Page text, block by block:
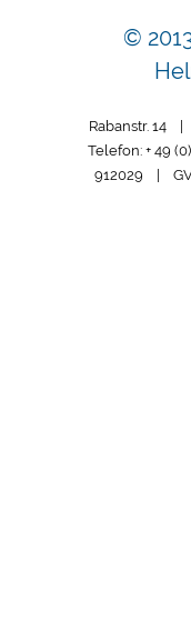
©
Rabanstr. 14
Telefon: + 49
912029 |